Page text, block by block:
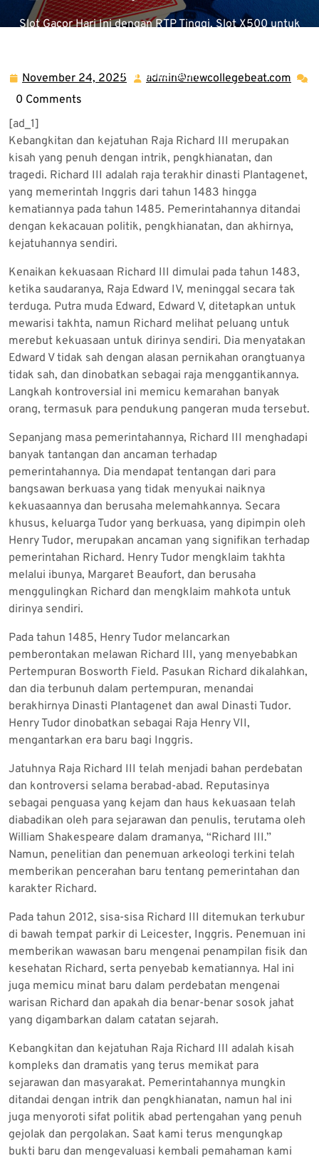
Slot Gacor Hari Ini dengan RTP Tinggi, Slot X500 untuk
Pengkhianatan
November 24, 2025 November
admin@newcollegebeat.com
0 Comments
[ad_1]
Kebangkitan dan kejatuhan Raja Richard III merupakan
kisah yang penuh dengan intrik, pengkhianatan, dan
tragedi. Richard III adalah raja terakhir dinasti Plantagenet,
yang memerintah Inggris dari tahun 1483 hingga
kematiannya pada tahun 1485. Pemerintahannya ditandai
dengan kekacauan politik, pengkhianatan, dan akhirnya,
kejatuhannya sendiri.
Kenaikan kekuasaan Richard III dimulai pada tahun 1483,
ketika saudaranya, Raja Edward IV, meninggal secara tak
terduga. Putra muda Edward, Edward V, ditetapkan untuk
mewarisi takhta, namun Richard melihat peluang untuk
merebut kekuasaan untuk dirinya sendiri. Dia menyatakan
Edward V tidak sah dengan alasan pernikahan orangtuanya
tidak sah, dan dinobatkan sebagai raja menggantikannya.
Langkah kontroversial ini memicu kemarahan banyak
orang, termasuk para pendukung pangeran muda tersebut.
Sepanjang masa pemerintahannya, Richard III menghadapi
banyak tantangan dan ancaman terhadap
pemerintahannya. Dia mendapat tentangan dari para
bangsawan berkuasa yang tidak menyukai naiknya
kekuasaannya dan berusaha melemahkannya. Secara
khusus, keluarga Tudor yang berkuasa, yang dipimpin oleh
Henry Tudor, merupakan ancaman yang signifikan terhadap
pemerintahan Richard. Henry Tudor mengklaim takhta
melalui ibunya, Margaret Beaufort, dan berusaha
menggulingkan Richard dan mengklaim mahkota untuk
dirinya sendiri.
Pada tahun 1485, Henry Tudor melancarkan
pemberontakan melawan Richard III, yang menyebabkan
Pertempuran Bosworth Field. Pasukan Richard dikalahkan,
dan dia terbunuh dalam pertempuran, menandai
berakhirnya Dinasti Plantagenet dan awal Dinasti Tudor.
Henry Tudor dinobatkan sebagai Raja Henry VII,
mengantarkan era baru bagi Inggris.
Jatuhnya Raja Richard III telah menjadi bahan perdebatan
dan kontroversi selama berabad-abad. Reputasinya
sebagai penguasa yang kejam dan haus kekuasaan telah
diabadikan oleh para sejarawan dan penulis, terutama oleh
William Shakespeare dalam dramanya, “Richard III.”
Namun, penelitian dan penemuan arkeologi terkini telah
memberikan pencerahan baru tentang pemerintahan dan
karakter Richard.
Pada tahun 2012, sisa-sisa Richard III ditemukan terkubur
di bawah tempat parkir di Leicester, Inggris. Penemuan ini
memberikan wawasan baru mengenai penampilan fisik dan
kesehatan Richard, serta penyebab kematiannya. Hal ini
juga memicu minat baru dalam perdebatan mengenai
warisan Richard dan apakah dia benar-benar sosok jahat
yang digambarkan dalam catatan sejarah.
Kebangkitan dan kejatuhan Raja Richard III adalah kisah
kompleks dan dramatis yang terus memikat para
sejarawan dan masyarakat. Pemerintahannya mungkin
ditandai dengan intrik dan pengkhianatan, namun hal ini
juga menyoroti sifat politik abad pertengahan yang penuh
gejolak dan pergolakan. Saat kami terus mengungkap
bukti baru dan mengevaluasi kembali pemahaman kami